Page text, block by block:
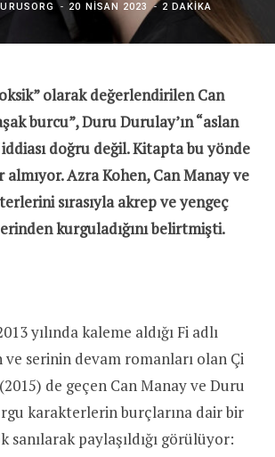
20 NISAN 2023 2 DAKIKA
olarak değerlendirilen Can
burcu”, Duru Durulay’ın “aslan
doğru değil. Kitapta bu yönde
almıyor. Azra Kohen, Can Manay ve
sırasıyla akrep ve yengeç
kurguladığını belirtmişti.
yılında kaleme aldığı Fi adlı
ve serinin devam romanları olan Çi
de geçen Can Manay ve Duru
karakterlerin burçlarına dair bir
sanılarak paylaşıldığı görülüyor: